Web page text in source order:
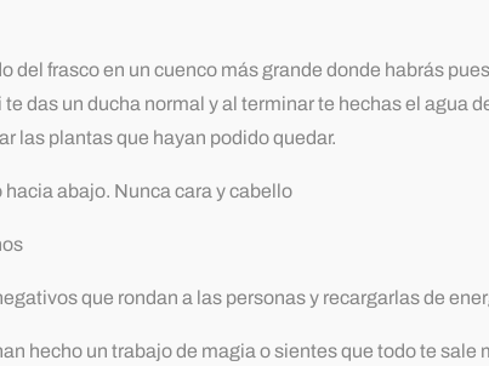
frasco en un cuenco más grande donde habrás
das un ducha normal y al terminar te hechas el agua
las plantas que hayan podido quedar.
abajo. Nunca cara y cabello
que rondan a las personas y recargarlas de
hecho un trabajo de magia o sientes que todo te sale